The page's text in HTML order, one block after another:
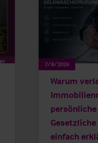
7/8/2026
Warum
einfach